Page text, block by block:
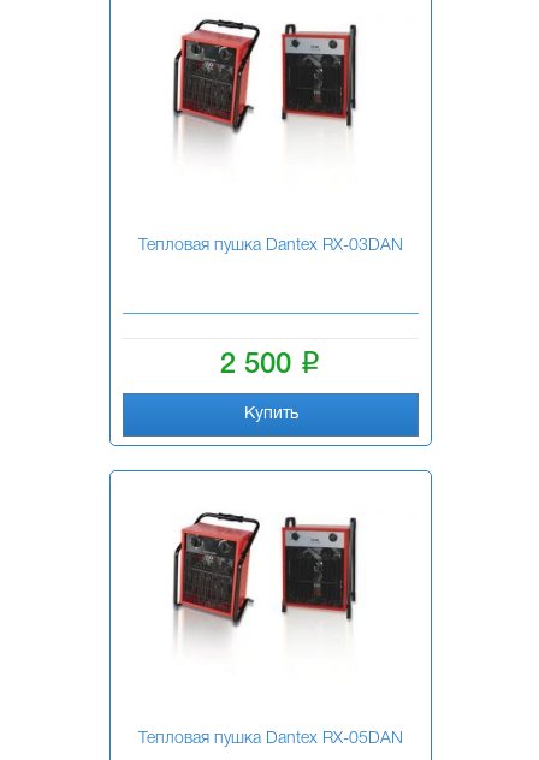
Тепловая пушка Dantex RХ-03DAN
2 500 i
Купить
Тепловая пушка Dantex RХ-05DAN